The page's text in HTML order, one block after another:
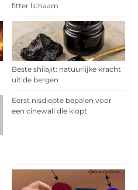
fitter lichaam
Beste shilajit: natuurlijke kracht
uit de bergen
Eerst nisdiepte bepalen voor
een cinewall die klopt